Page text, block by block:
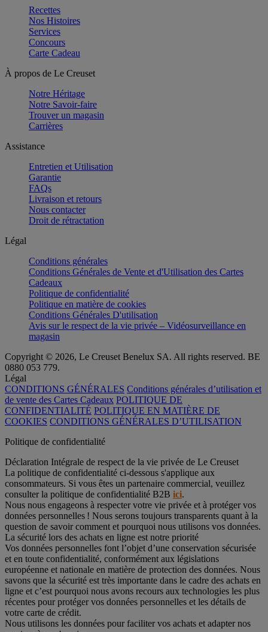
Recettes
Nos Histoires
Services
Concours
Carte Cadeau
À propos de Le Creuset
Notre Héritage
Notre Savoir-faire
Trouver un magasin
Carrières
Assistance
Entretien et Utilisation
Garantie
FAQs
Livraison et retours
Nous contacter
Droit de rétractation
Légal
Conditions générales
Conditions Générales de Vente et d'Utilisation des Cartes
Cadeaux
Politique de confidentialité
Politique en matière de cookies
Conditions Générales D'utilisation
Avis sur le respect de la vie privée – Vidéosurveillance en
magasin
Copyright © 2026, Le Creuset Benelux SA. All rights reserved. BE
0880 053 779.
Légal
CONDITIONS GÉNÉRALES Conditions générales d’utilisation et
de vente des Cartes Cadeaux POLITIQUE DE
CONFIDENTIALITÉ POLITIQUE EN MATIÈRE DE
COOKIES CONDITIONS GÉNÉRALES D’UTILISATION
Politique de confidentialité
Déclaration Intégrale de respect de la vie privée de Le Creuset
La politique de confidentialité ci-dessous s'applique aux
consommateurs. Si vous êtes un partenaire commercial, veuillez
consulter la politique de confidentialité B2B ici.
Nous nous engageons à respecter votre vie privée et à protéger vos
données personnelles ! Nous serons toujours transparents quant à la
question de savoir comment et pourquoi nous utilisons vos données.
La sécurité lors des achats en ligne est notre priorité
Vos données personnelles font l’objet d’une conservation sécurisée
et en toute confidentialité, conformément aux législations
européenne et nationale en matière de protection des données. Nous
savons que la sécurité est très importante dans le cadre des achats en
ligne et c’est pourquoi nous avons recours aux technologies les plus
récentes pour protéger vos données personnelles et les détails de
votre carte de crédit.
Nous utilisons les données pour faciliter vos achats et adapter nos